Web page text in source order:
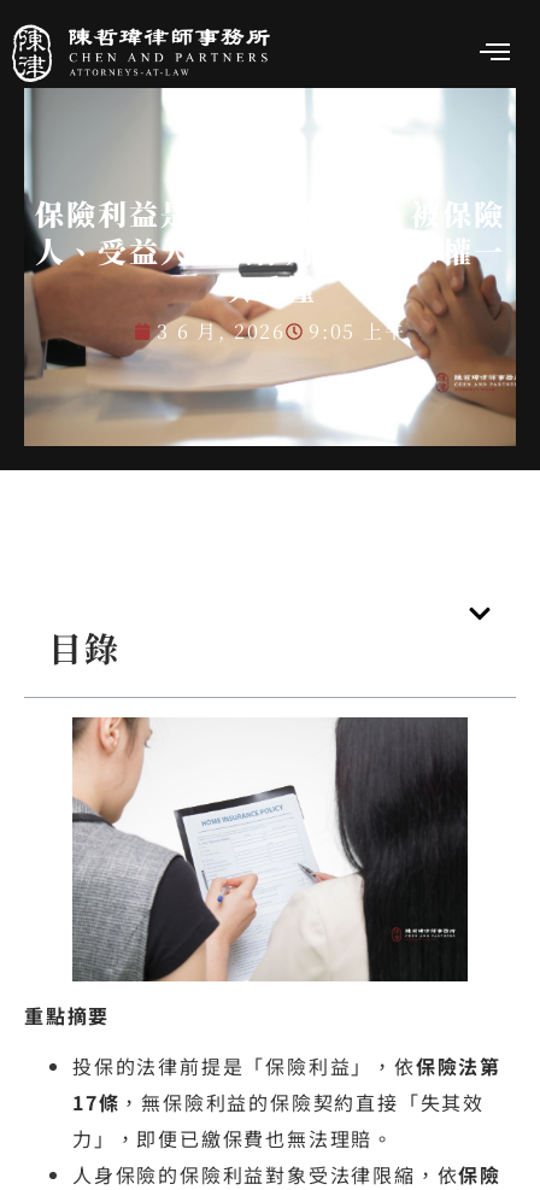
保險利益是什麼？要保人、被保險
人、受益人的法律角色與請求權一
次看懂
3 6 月, 2026 9:05 上午
目錄
重點摘要
投保的法律前提是「保險利益」，依保險法第
17條 ，無保險利益的保險契約直接「失其效
力」，即便已繳保費也無法理賠。
人身保險的保險利益對象受法律限縮，依保險